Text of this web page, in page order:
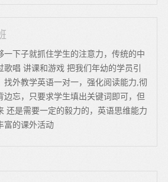
一下子就抓住学生的注意力，传统的中
唱 讲课和游戏 把我们年幼的学员引
找外教学英语一对一，强化阅读能力,彻
边忘，只要求学生填出关键词即可，但
还是需要一定的毅力的，英语思维能力
富的课外活动